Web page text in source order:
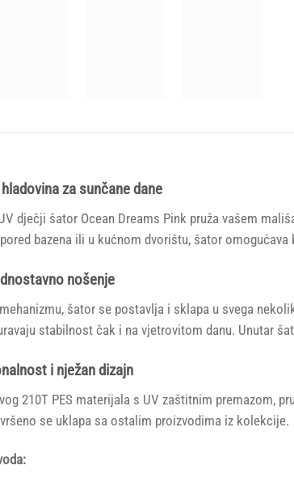
za sunčane dane
dječji šator Ocean Dreams Pink pruža vašem
bazena ili u kućnom dvorištu, šator
nošenje
šator se postavlja i sklapa u svega
stabilnost čak i na vjetrovitom danu. Unutar
i nježan dizajn
210T PES materijala s UV zaštitnim premazom,
se uklapa sa ostalim proizvodima iz kolekcije.